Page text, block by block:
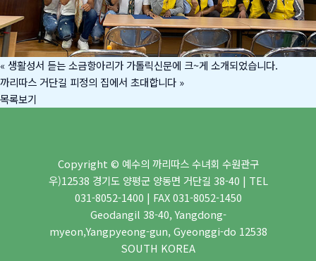
« 생활성서 듣는 소금항아리가 가톨릭신문에 크~게 소개되었습니다.
까리따스 거단길 피정의 집에서 초대합니다 »
목록보기
Copyright © 예수의 까리따스 수녀회 수원관구
우)12538 경기도 양평군 양동면 거단길 38-40 | TEL
031-8052-1400 | FAX 031-8052-1450
Geodangil 38-40, Yangdong-
myeon,Yangpyeong-gun, Gyeonggi-do 12538
SOUTH KOREA